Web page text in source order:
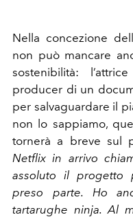
Nella concezione
non può mancare
sostenibilità:
producer di un
per salvaguardare il
non lo sappiamo,
tornerà a breve sul
Netflix in arrivo
assoluto il progetto
preso parte. Ho
tartarughe ninja. Al